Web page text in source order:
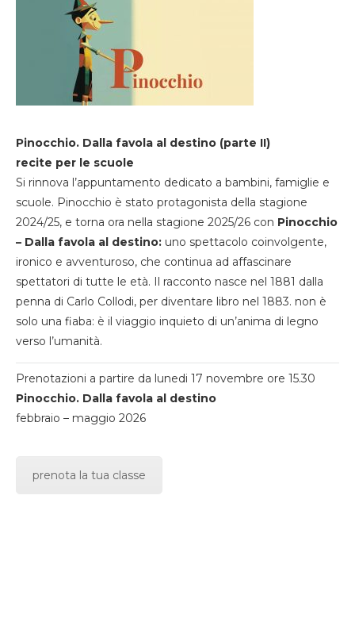
Pinocchio. Dalla favola al destino (parte II)
recite per le scuole
Si rinnova l’appuntamento dedicato a bambini, famiglie e
scuole. Pinocchio è stato protagonista della stagione
2024/25, e torna ora nella stagione 2025/26 con Pinocchio
– Dalla favola al destino: uno spettacolo coinvolgente,
ironico e avventuroso, che continua ad affascinare
spettatori di tutte le età. Il racconto nasce nel 1881 dalla
penna di Carlo Collodi, per diventare libro nel 1883. non è
solo una fiaba: è il viaggio inquieto di un’anima di legno
verso l’umanità.
Prenotazioni a partire da lunedi 17 novembre ore 15.30
Pinocchio. Dalla favola al destino
febbraio – maggio 2026
prenota la tua classe